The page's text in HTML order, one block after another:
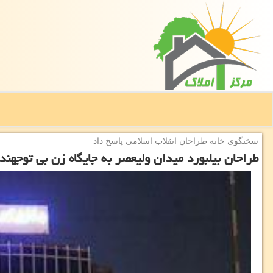
سخنگوی خانه طراحان انقلاب اسلامی پاسخ داد
طراحان بیلبورد میدان ولیعصر به جایگاه زن بی